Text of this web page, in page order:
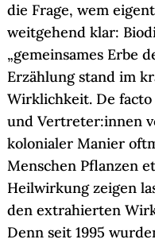
die Frage, wem
weitgehend klar:
„gemeinsames Erbe
Erzählung stand im
Wirklichkeit. De
und Vertreter:innen
kolonialer Manier
Menschen Pflanzen
Heilwirkung zeigen
den extrahierten
Denn seit 1995